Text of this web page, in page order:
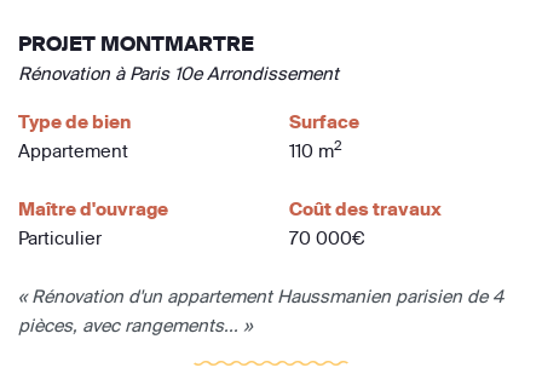
PROJET MONTMARTRE
Rénovation à Paris 10e Arrondissement
Type de bien
Appartement
Surface
110 m2
Maître d'ouvrage
Particulier
Coût des travaux
70 000€
« Rénovation d'un appartement Haussmanien parisien de 4
pièces, avec rangements... »